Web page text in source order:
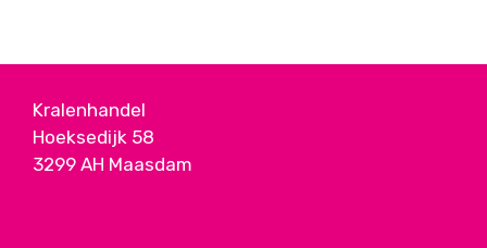
Kralenhandel
Hoeksedijk 58
3299 AH Maasdam